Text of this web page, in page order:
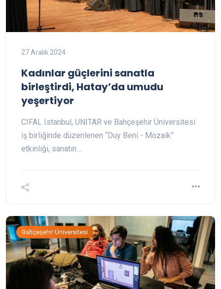
27 Aralık 2024
Kadınlar güçlerini sanatla
birleştirdi, Hatay’da umudu
yeşertiyor
CIFAL Istanbul, UNITAR ve Bahçeşehir Üniversitesi
iş birliğinde düzenlenen “Duy Beni - Mozaik”
etkinliği, sanatın…
Bahçeşehir Üniversitesi